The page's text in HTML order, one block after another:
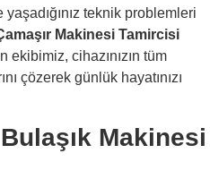
teknik problemleri
Makinesi Tamircisi
cihazınızın tüm
çözerek günlük hayatınızı
Makinesi